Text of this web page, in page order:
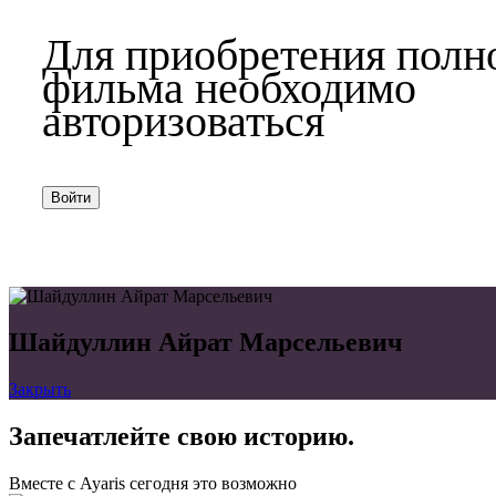
Для приобретения
фильма необходимо
авторизоваться
Войти
Шайдуллин Айрат Марсельевич
Закрыть
Запечатлейте свою историю.
Вместе с Ayaris сегодня это возможно